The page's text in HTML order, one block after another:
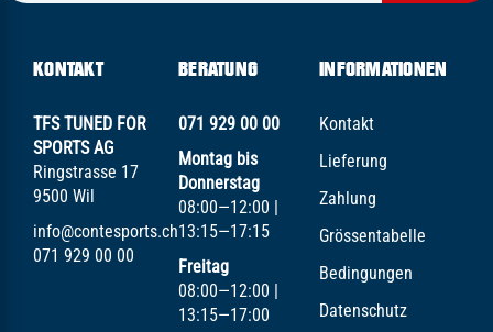
KONTAKT
TFS TUNED FOR
SPORTS AG
Ringstrasse 17
9500 Wil
info@contesports.ch
071 929 00 00
BERATUNG
071 929 00 00
Montag bis
Donnerstag
08:00—12:00 |
13:15—17:15
Freitag
08:00—12:00 |
13:15—17:00
INFORMATIONEN
Kontakt
Lieferung
Zahlung
Grössentabelle
Bedingungen
Datenschutz